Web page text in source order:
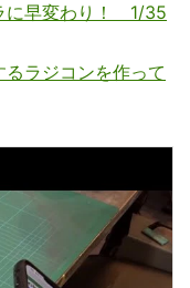
に早変わり！ 1/35
ジコンを作って